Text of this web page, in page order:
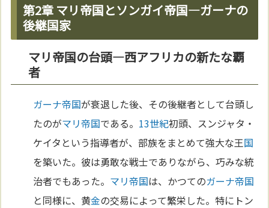
第2章 マリ帝国とソンガイ帝国—ガーナの
後継国家
マリ帝国の台頭—西アフリカの新たな覇
者
ガーナ帝国が衰退した後、その後継者として台頭し
たのがマリ帝国である。 13世紀初頭、スンジャタ・
ケイタという指導者が、部族をまとめて強大な王国
を築いた。彼は勇敢な戦士でありながら、巧みな統
治者でもあった。 マリ帝国は、かつてのガーナ帝国
と同様に、黄金の交易によって繁栄した。特にトン